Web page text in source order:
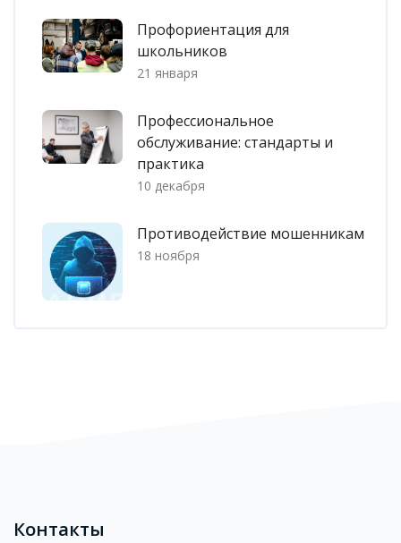
Профориентация для
школьников
21 января
Профессиональное
обслуживание: стандарты и
практика
10 декабря
Противодействие мошенникам
18 ноября
Контакты